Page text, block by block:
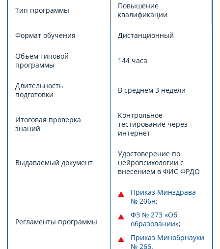
Тип программы
Повышение
квалификации
Формат обучения Дистанционный
Объем типовой
программы
144 часа
Длительность
подготовки
В среднем 3 недели
Итоговая проверка
знаний
Контрольное
тестирование через
интернет
Выдаваемый документ
Удостоверение по
нейропсихологии с
внесением в ФИС ФРДО
Регламенты программы
Приказ Минздрава
№ 206н;
ФЗ № 273 «Об
образовании»;
Приказ Минобрнауки
№ 266.